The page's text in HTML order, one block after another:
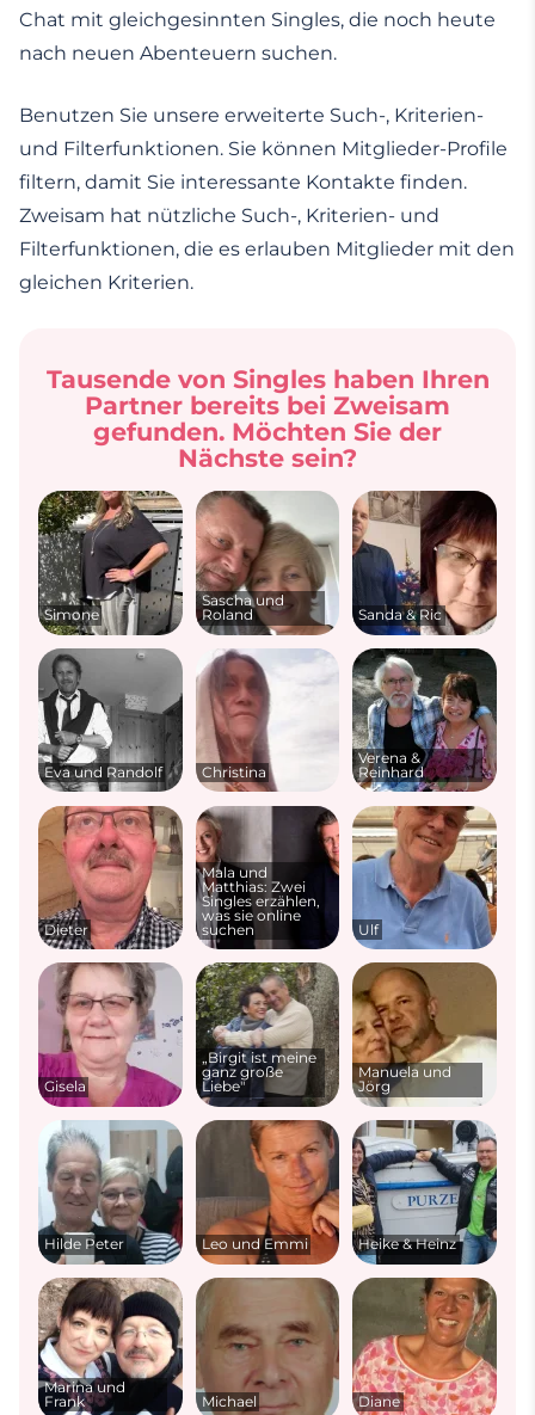
Chat mit gleichgesinnten Singles, die noch heute
nach neuen Abenteuern suchen.
Benutzen Sie unsere erweiterte Such-, Kriterien-
und Filterfunktionen. Sie können Mitglieder-Profile
filtern, damit Sie interessante Kontakte finden.
Zweisam hat nützliche Such-, Kriterien- und
Filterfunktionen, die es erlauben Mitglieder mit den
gleichen Kriterien.
Tausende von Singles haben Ihren
Partner bereits bei Zweisam
gefunden. Möchten Sie der
Nächste sein?
Simone
Sascha und
Roland
Sanda & Ric
Eva und Randolf Christina
Verena &
Reinhard
Dieter
Mala und
Matthias: Zwei
Singles erzählen,
was sie online
suchen
Ulf
Gisela
„Birgit ist meine
ganz große
Liebe"
Manuela und
Jörg
Hilde Peter Leo und Emmi Heike & Heinz
Marina und
Frank
Michael Diane